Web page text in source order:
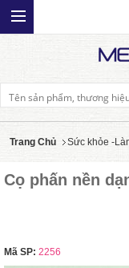
Trang Chủ Sức khỏe -
Cọ phấn nền
Mã SP: 2256